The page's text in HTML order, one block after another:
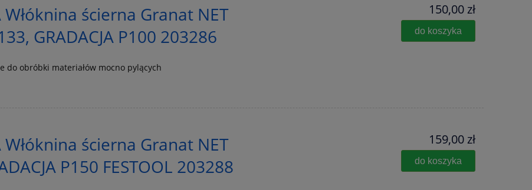
Włóknina ścierna Granat NET
GRADACJA P100 203286
do obróbki materiałów mocno pylących
150,00 zł
do koszyka
Włóknina ścierna Granat NET
P150 FESTOOL 203288
159,00 zł
do koszyka